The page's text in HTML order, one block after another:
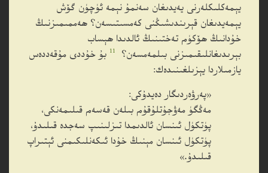
يېمەكلىكلەرنى يەيدىغان سەنمۇ نېمە ئۈچۈن گۆش
يېمەيدىغان قېرىندىشىڭنى كەمسىتىسەن؟ ھەممىمىزنىڭ
خۇدانىڭ ھۆكۈم تەختىنىڭ ئالدىدا ھېساب
بېرىدىغانلىقىمىزنى بىلمەمسەن؟
11 بۇ خۇددى مۇقەددەس
يازمىلاردا يېزىلغىنىدەك:
«پەرۋەردىگار دەيدۇكى:
مەڭگۈ مەۋجۇتلۇقۇم بىلەن قەسەم قىلىمەنكى،
پۈتكۈل ئىنسان ئالدىمدا تىزلىنىپ سەجدە قىلىدۇ،
پۈتكۈل ئىنسان مېنىڭ خۇدا ئىكەنلىكىمنى ئېتىراپ
قىلىدۇ.»